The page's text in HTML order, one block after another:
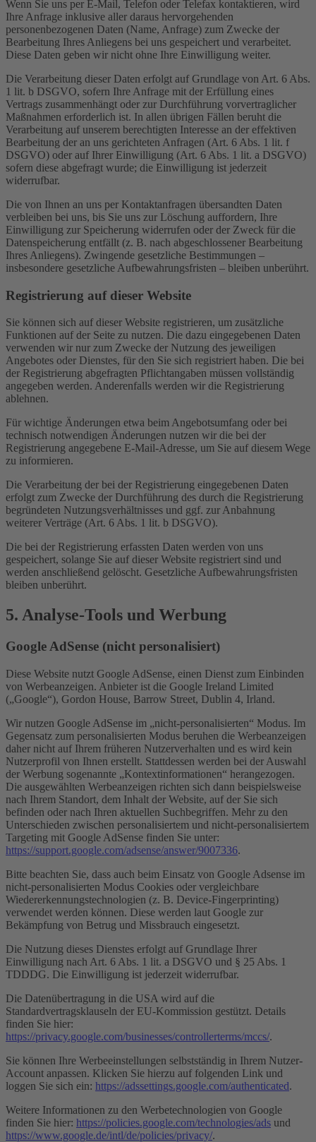
Wenn Sie uns per E-Mail, Telefon oder Telefax kontaktieren, wird
Ihre Anfrage inklusive aller daraus hervorgehenden
personenbezogenen Daten (Name, Anfrage) zum Zwecke der
Bearbeitung Ihres Anliegens bei uns gespeichert und verarbeitet.
Diese Daten geben wir nicht ohne Ihre Einwilligung weiter.
Die Verarbeitung dieser Daten erfolgt auf Grundlage von Art. 6 Abs.
1 lit. b DSGVO, sofern Ihre Anfrage mit der Erfüllung eines
Vertrags zusammenhängt oder zur Durchführung vorvertraglicher
Maßnahmen erforderlich ist. In allen übrigen Fällen beruht die
Verarbeitung auf unserem berechtigten Interesse an der effektiven
Bearbeitung der an uns gerichteten Anfragen (Art. 6 Abs. 1 lit. f
DSGVO) oder auf Ihrer Einwilligung (Art. 6 Abs. 1 lit. a DSGVO)
sofern diese abgefragt wurde; die Einwilligung ist jederzeit
widerrufbar.
Die von Ihnen an uns per Kontaktanfragen übersandten Daten
verbleiben bei uns, bis Sie uns zur Löschung auffordern, Ihre
Einwilligung zur Speicherung widerrufen oder der Zweck für die
Datenspeicherung entfällt (z. B. nach abgeschlossener Bearbeitung
Ihres Anliegens). Zwingende gesetzliche Bestimmungen –
insbesondere gesetzliche Aufbewahrungsfristen – bleiben unberührt.
Registrierung auf dieser Website
Sie können sich auf dieser Website registrieren, um zusätzliche
Funktionen auf der Seite zu nutzen. Die dazu eingegebenen Daten
verwenden wir nur zum Zwecke der Nutzung des jeweiligen
Angebotes oder Dienstes, für den Sie sich registriert haben. Die bei
der Registrierung abgefragten Pflichtangaben müssen vollständig
angegeben werden. Anderenfalls werden wir die Registrierung
ablehnen.
Für wichtige Änderungen etwa beim Angebotsumfang oder bei
technisch notwendigen Änderungen nutzen wir die bei der
Registrierung angegebene E-Mail-Adresse, um Sie auf diesem Wege
zu informieren.
Die Verarbeitung der bei der Registrierung eingegebenen Daten
erfolgt zum Zwecke der Durchführung des durch die Registrierung
begründeten Nutzungsverhältnisses und ggf. zur Anbahnung
weiterer Verträge (Art. 6 Abs. 1 lit. b DSGVO).
Die bei der Registrierung erfassten Daten werden von uns
gespeichert, solange Sie auf dieser Website registriert sind und
werden anschließend gelöscht. Gesetzliche Aufbewahrungsfristen
bleiben unberührt.
5. Analyse-Tools und Werbung
Google AdSense (nicht personalisiert)
Diese Website nutzt Google AdSense, einen Dienst zum Einbinden
von Werbeanzeigen. Anbieter ist die Google Ireland Limited
(„Google“), Gordon House, Barrow Street, Dublin 4, Irland.
Wir nutzen Google AdSense im „nicht-personalisierten“ Modus. Im
Gegensatz zum personalisierten Modus beruhen die Werbeanzeigen
daher nicht auf Ihrem früheren Nutzerverhalten und es wird kein
Nutzerprofil von Ihnen erstellt. Stattdessen werden bei der Auswahl
der Werbung sogenannte „Kontextinformationen“ herangezogen.
Die ausgewählten Werbeanzeigen richten sich dann beispielsweise
nach Ihrem Standort, dem Inhalt der Website, auf der Sie sich
befinden oder nach Ihren aktuellen Suchbegriffen. Mehr zu den
Unterschieden zwischen personalisiertem und nicht-personalisiertem
Targeting mit Google AdSense finden Sie unter:
https://support.google.com/adsense/answer/9007336.
Bitte beachten Sie, dass auch beim Einsatz von Google Adsense im
nicht-personalisierten Modus Cookies oder vergleichbare
Wiedererkennungstechnologien (z. B. Device-Fingerprinting)
verwendet werden können. Diese werden laut Google zur
Bekämpfung von Betrug und Missbrauch eingesetzt.
Die Nutzung dieses Dienstes erfolgt auf Grundlage Ihrer
Einwilligung nach Art. 6 Abs. 1 lit. a DSGVO und § 25 Abs. 1
TDDDG. Die Einwilligung ist jederzeit widerrufbar.
Die Datenübertragung in die USA wird auf die
Standardvertragsklauseln der EU-Kommission gestützt. Details
finden Sie hier:
https://privacy.google.com/businesses/controllerterms/mccs/.
Sie können Ihre Werbeeinstellungen selbstständig in Ihrem Nutzer-
Account anpassen. Klicken Sie hierzu auf folgenden Link und
loggen Sie sich ein: https://adssettings.google.com/authenticated.
Weitere Informationen zu den Werbetechnologien von Google
finden Sie hier: https://policies.google.com/technologies/ads und
https://www.google.de/intl/de/policies/privacy/.